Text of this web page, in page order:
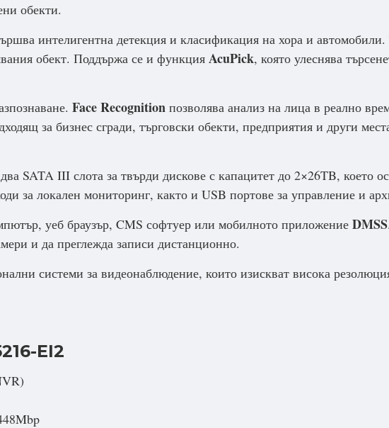
обекти.
интелигентна детекция и класификация на хора и
обект. Поддържа се и функция AcuPick, която улеснява
Face Recognition позволява анализ на лица в реално
за бизнес сгради, търговски обекти, предприятия и други
SATA III слота за твърди дискове с капацитет до 2×26TB, което
за локален мониторинг, както и USB портове за управление и
уеб браузър, CMS софтуер или мобилното приложение DMSS
и да преглежда записи дистанционно.
системи за видеонаблюдение, които изискват висока
EI2